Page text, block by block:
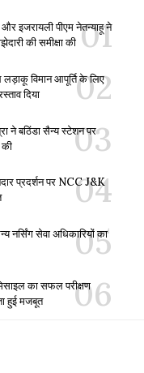
और इजरायली पीएम नेतन्याहू ने
की समीक्षा की
विमान आपूर्ति के लिए
दिया
ने बठिंडा सैन्य स्टेशन पर
की
प्रदर्शन पर NCC J&K
सेवा अधिकारियों का
का सफल परीक्षण
हुई मजबूत